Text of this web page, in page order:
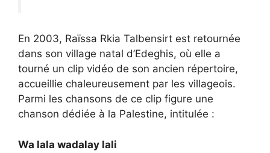
En 2003, Raïssa Rkia Talbensirt est retournée
dans son village natal d’Edeghis, où elle a
tourné un clip vidéo de son ancien répertoire,
accueillie chaleureusement par les villageois.
Parmi les chansons de ce clip figure une
chanson dédiée à la Palestine, intitulée :
Wa lala wadalay lali